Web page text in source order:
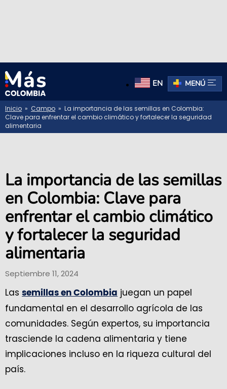
EN MENÚ
Inicio » Campo » La importancia de las semillas en Colombia:
Clave para enfrentar el cambio climático y fortalecer la seguridad
alimentaria
La importancia de las semillas
en Colombia: Clave para
enfrentar el cambio climático
y fortalecer la seguridad
alimentaria
Septiembre 11, 2024
Las semillas en Colombia juegan un papel
fundamental en el desarrollo agrícola de las
comunidades. Según expertos, su importancia
trasciende la cadena alimentaria y tiene
implicaciones incluso en la riqueza cultural del
país.